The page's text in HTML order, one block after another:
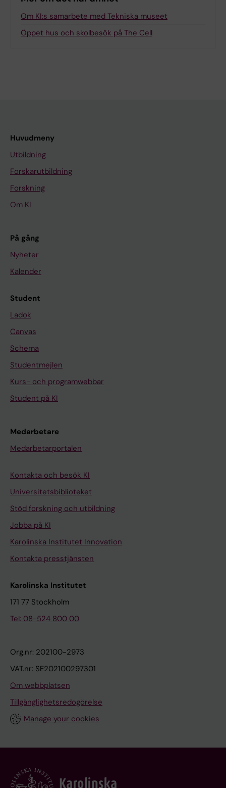
Om KI:s samarbete med Tekniska museet
Öppet hus och skolbesök på The Cell
Huvudmeny
Utbildning
Forskarutbildning
Forskning
Om KI
På gång
Nyheter
Kalender
Student
Ladok
Canvas
Schema
Studentmejlen
Kurs- och programwebbar
Student på KI
Medarbetare
Medarbetarportalen
Kontakta och besök KI
Universitetsbiblioteket
Stöd forskning och utbildning
Jobba på KI
Karolinska Institutet Innovation
Kontakta presstjänsten
Karolinska Institutet
171 77 Stockholm
Tel: 08-524 800 00
Org.nr: 202100-2973
VAT.nr: SE202100297301
Om webbplatsen
Tillgänglighetsredogörelse
Manage your cookies